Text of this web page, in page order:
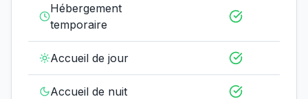
Hébergement
temporaire
Accueil de jour
Accueil de nuit